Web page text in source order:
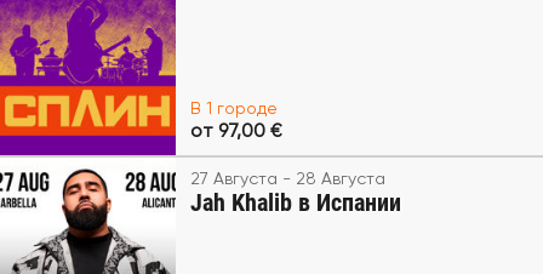
В 1 городе
от 97,00 €
27 Августа - 28 Августа
Jah Khalib в Испании